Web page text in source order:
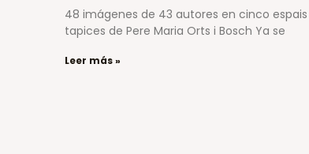
48 imágenes de 43 autores en cinco espais
tapices de Pere Maria Orts i Bosch Ya se
Leer más »